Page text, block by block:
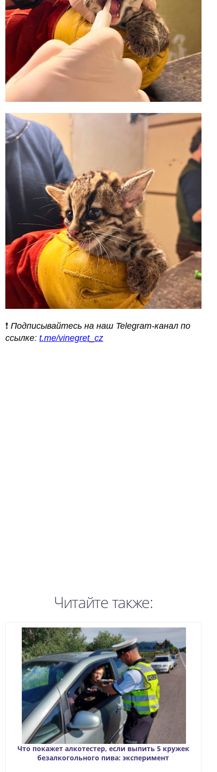
❗️Подписывайтесь на наш Telegram-канал по
ссылке:t.me/vinegret_cz
Читайте также:
Что покажет алкотестер, если выпить 5 кружек
безалкогольного пива: эксперимент